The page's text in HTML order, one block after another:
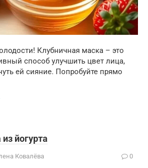
Клубничная маска – это
способ улучшить цвет лица,
ей сияние. Попробуйте прямо
йогурта
Ковалёва 0